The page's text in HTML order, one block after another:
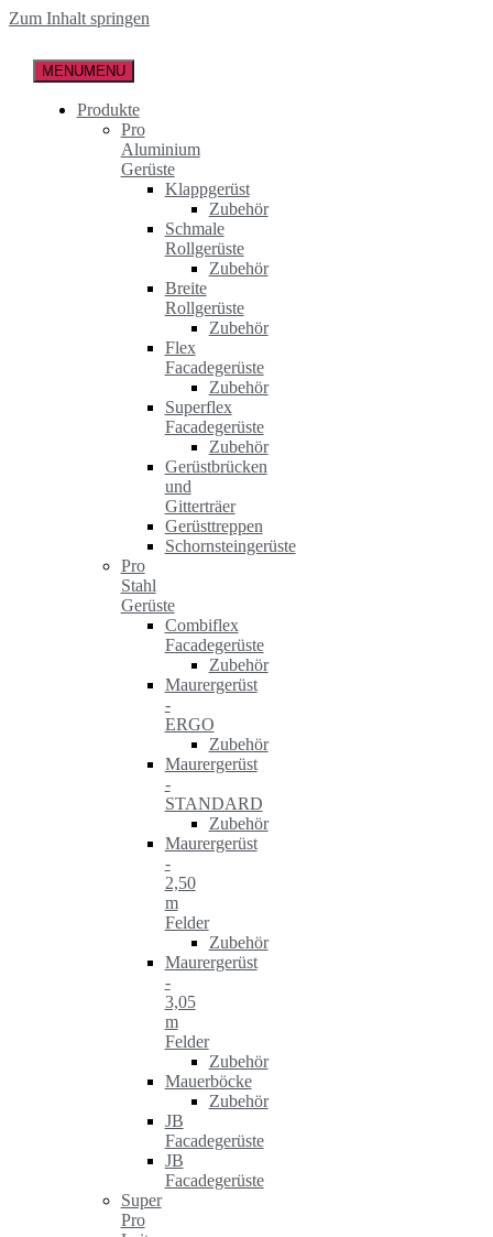
Zum Inhalt springen
MENUMENU
Produkte
Pro
Aluminium
Gerüste
Klappgerüst
Zubehör
Schmale
Rollgerüste
Zubehör
Breite
Rollgerüste
Zubehör
Flex
Facadegerüste
Zubehör
Superflex
Facadegerüste
Zubehör
Gerüstbrücken
und
Gitterträer
Gerüsttreppen
Schornsteingerüste
Pro
Stahl
Gerüste
Combiflex
Facadegerüste
Zubehör
Maurergerüst
-
ERGO
Zubehör
Maurergerüst
-
STANDARD
Zubehör
Maurergerüst
-
2,50
m
Felder
Zubehör
Maurergerüst
-
3,05
m
Felder
Zubehör
Mauerböcke
Zubehör
JB
Facadegerüste
JB
Facadegerüste
Super
Pro